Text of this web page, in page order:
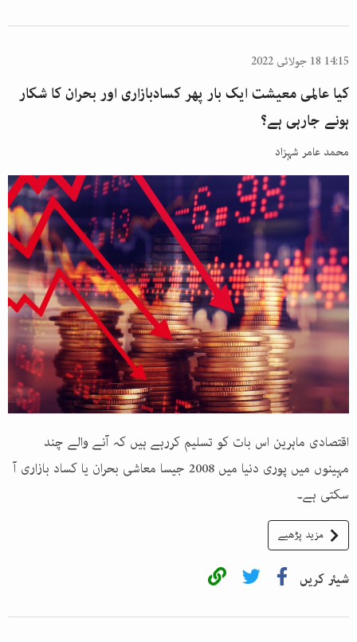
14:15 18 جولائی 2022
کیا عالمی معیشت ایک بار پھر کسادبازاری اور بحران کا شکار
ہونے جارہی ہے؟
محمد عامر شہزاد
اقتصادی ماہرین اس بات کو تسلیم کررہے ہیں کہ آنے والے چند
مہینوں میں پوری دنیا میں 2008 جیسا معاشی بحران یا کساد بازاری آ
سکتی ہے۔
مزید پڑھیے
شیئر کریں